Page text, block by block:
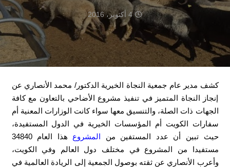
4 أكتوبر، 2016
كشف مدير عام جمعية النجاة الخيرية الدكتور/ محمد الأنصاري عن
إنجاز النجاة المتميز في تنفيذ مشروع الأضاحي بالتعاون مع كافة
الجهات ذات الصلة، والتنسيق معها سواء كانت الوزارات المعنية أم
سفارات الكويت أم المؤسسات الخيرية في الدول المستفيدة،
حيث تبين أن عدد المستفين من المشروع
هذا العام 34840
مستفيدا من المشروع في مختلف دول العالم وفي الكويت،
وأعرب الأنصاري عن ثقته بوصول الجمعية إلى الريادة العالمية في